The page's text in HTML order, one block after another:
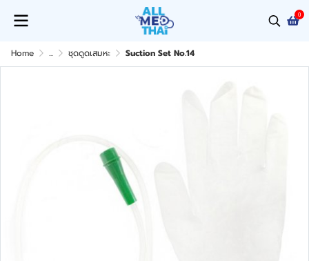
0
Home ... ชุดดูดเสมหะ Suction Set No.14